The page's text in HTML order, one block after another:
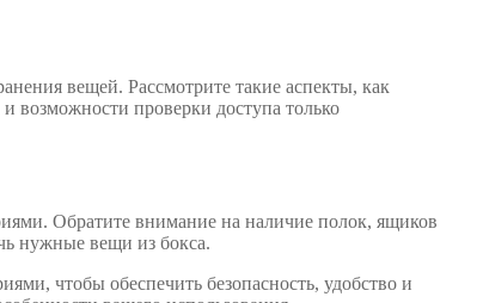
вещей. Рассмотрите такие аспекты, как
возможности проверки доступа только
Обратите внимание на наличие полок, ящиков
нужные вещи из бокса.
чтобы обеспечить безопасность, удобство и